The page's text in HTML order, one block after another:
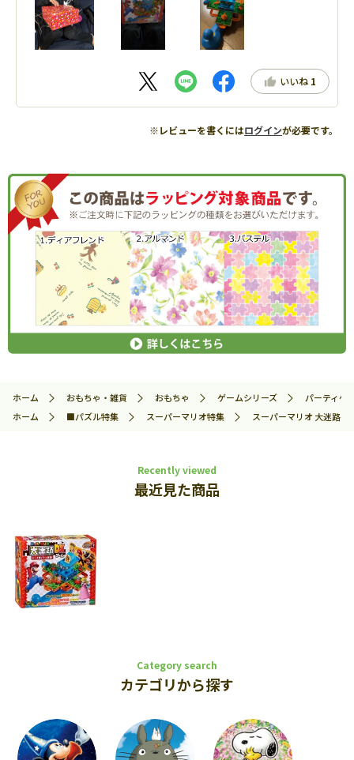
いいね 1
※レビューを書くにはログインが必要です。
ホーム おもちゃ・雑貨 おもちゃ ゲームシリーズ
パーティゲ
ホーム
■パズル特集 スーパーマリオ特集 スーパーマリオ 大迷路
Recently viewed
最近見た商品
Category search
カテゴリから探す